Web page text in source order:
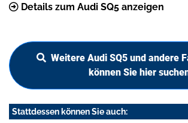
Details zum Audi SQ5 anzeigen
Weitere Audi SQ5 und andere
können Sie hier
Stattdessen können Sie auch: